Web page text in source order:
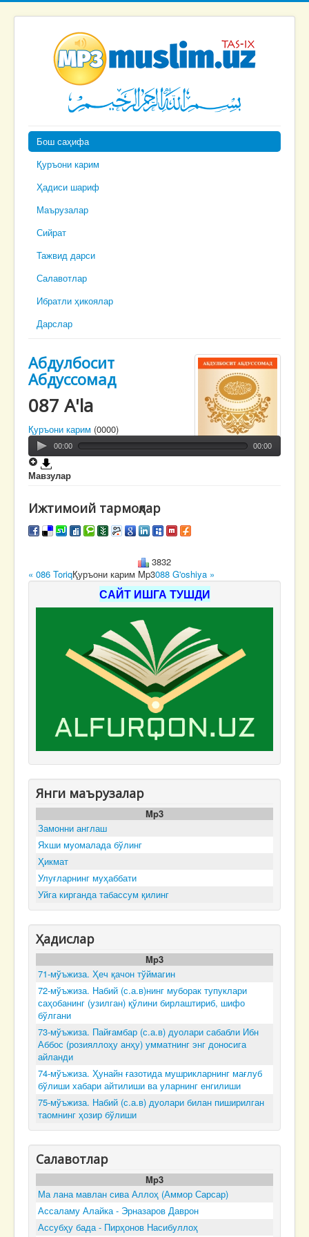
Бош саҳифа
Қуръони карим
Ҳадиси шариф
Маърузалар
Сийрат
Тажвид дарси
Салавотлар
Ибратли ҳикоялар
Дарслар
Абдулбосит
Абдуссомад
087 A'la
Қуръони карим (0000)
00:00 00:00
Мавзулар
Ижтимоий тармоқлар
3832
« 086 ToriqҚуръони карим Mp3088 G'oshiya »
САЙТ ИШГА ТУШДИ
Янги маърузалар
Mp3
Замонни англаш
Яхши муомалада бўлинг
Ҳикмат
Улуғларнинг муҳаббати
Уйга кирганда табассум қилинг
Ҳадислар
Mp3
71-мўъжиза. Ҳеч қачон тўймагин
72-мўъжиза. Набий (с.а.в)нинг муборак тупуклари
саҳобанинг (узилган) қўлини бирлаштириб, шифо
бўлгани
73-мўъжиза. Пайғамбар (с.а.в) дуолари сабабли Ибн
Аббос (розияллоҳу анҳу) умматнинг энг доносига
айланди
74-мўъжиза. Ҳунайн ғазотида мушрикларнинг мағлуб
бўлиши хабари айтилиши ва уларнинг енгилиши
75-мўъжиза. Набий (с.а.в) дуолари билан пиширилган
таомнинг ҳозир бўлиши
Салавотлар
Mp3
Ма лана мавлан сива Аллоҳ (Аммор Сарсар)
Ассаламу Алайка - Эрназаров Даврон
Ассубҳу бада - Пирҳонов Насибуллоҳ